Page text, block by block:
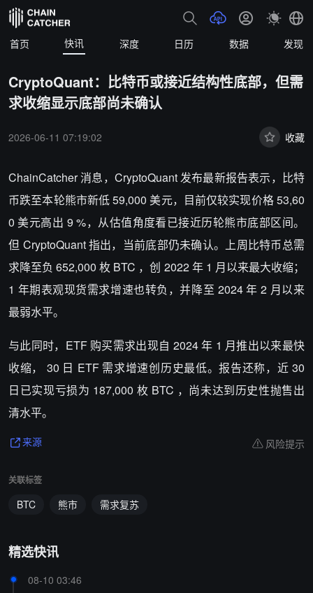
首页 快讯 深度 日历 数据 发现
CryptoQuant：比特币或接近结构性底部，但需
求收缩显示底部尚未确认
2026-06-11 07:19:02 收藏
ChainCatcher 消息，CryptoQuant 发布最新报告表示，比特
币跌至本轮熊市新低 59,000 美元，目前仅较实现价格 53,60
0 美元高出 9 %，从估值角度看已接近历轮熊市底部区间。
但 CryptoQuant 指出，当前底部仍未确认。上周比特币总需
求降至负 652,000 枚 BTC ，创 2022 年 1 月以来最大收缩；
1 年期表观现货需求增速也转负，并降至 2024 年 2 月以来
最弱水平。
与此同时，ETF 购买需求出现自 2024 年 1 月推出以来最快
收缩， 30 日 ETF 需求增速创历史最低。报告还称，近 30
日已实现亏损为 187,000 枚 BTC ，尚未达到历史性抛售出
清水平。
来源 风险提示
关联标签
BTC 熊市 需求复苏
精选快讯
08-10 03:46